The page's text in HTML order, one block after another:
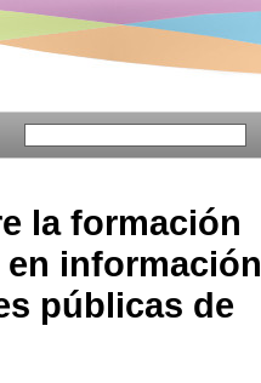
la formación
información
públicas de